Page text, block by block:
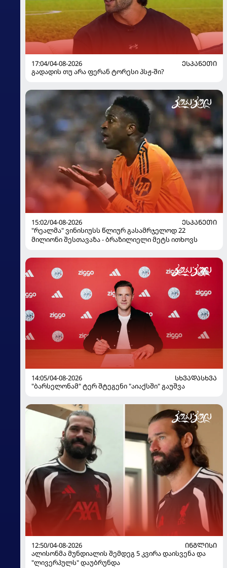
17:04/04-08-2026
ᲔᲡᲞᲐᲜᲔᲗᲘ
გადადის თუ არა ფერან ტორესი პსჟ-ში?
15:02/04-08-2026
ᲔᲡᲞᲐᲜᲔᲗᲘ
"რეალმა" ვინისიუსს წლიურ გასამრჯელოდ 22
მილიონი შესთავაზა - ბრაზილიელი მეტს ითხოვს
14:05/04-08-2026
ᲡᲮᲕᲐᲓᲐᲡᲮᲕᲐ
"ბარსელონამ" ტერ შტეგენი "აიაქსში" გაუშვა
12:50/04-08-2026
ᲘᲜᲒᲚᲘᲡᲘ
ალისონმა მუნდიალის შემდეგ 5 კვირა დაისვენა და
"ლივერპულს" დაუბრუნდა